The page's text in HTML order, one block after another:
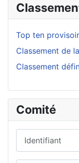
Top ten
Classement de
Classement
Comité